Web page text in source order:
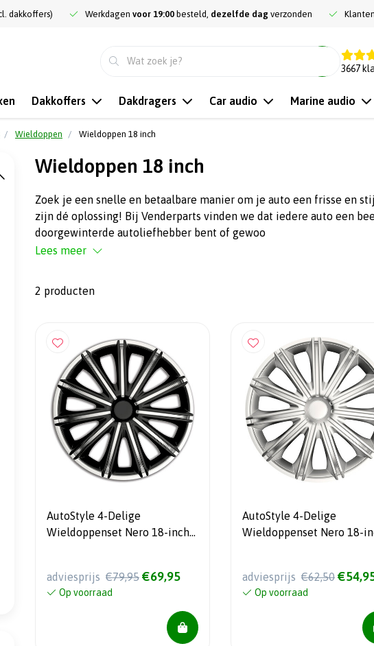
dakkoffers) Werkdagen voor 19:00 besteld, dezelfde dag verzonden
3667
Dakkoffers Dakdragers Car audio Marine audio
Wieldoppen Wieldoppen 18 inch
Wieldoppen 18 inch
Zoek je een snelle en betaalbare manier om je auto een frisse en
zijn dé oplossing! Bij Venderparts vinden we dat iedere auto een
doorgewinterde autoliefhebber bent of gewoo
Lees meer
2 producten
AutoStyle 4-Delige
Wieldoppenset Nero 18-inch
adviesprijs €79,95 €69,95
Op voorraad
AutoStyle 4-Delige
Wieldoppenset Nero 18-
adviesprijs €62,50
Op voorraad